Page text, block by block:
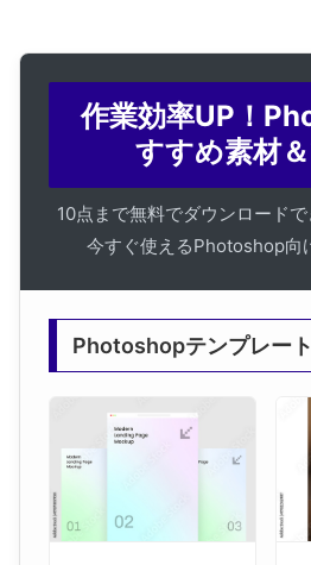
作業効率UP！
すすめ素材
10点まで無料でダウンロードで
今すぐ使えるPhotoshop向
Photoshopテンプレー